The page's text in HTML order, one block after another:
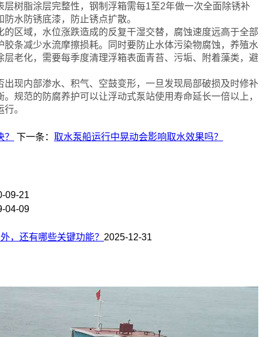
树脂涂层完整性，钢制浮箱需每1至2年做一次全面除锈补
水防锈底漆，防止锈点扩散。
域，水位涨跌造成的反复干湿交替，腐蚀速度远高于全部
条减少水流摩擦损耗。同时要防止水体污染物腐蚀，养殖水
老化，需要每季度清理浮箱表面青苔、污垢、附着藻类，避
内部渗水、积气、空鼓变形，一旦发现局部破损及时修补
规范的防腐养护可以让浮动式泵站使用寿命延长一倍以上，
。
下一条： 取水泵船运行中晃动会影响取水效果吗？
09-21
04-09
，还有哪些关键功能？ 2025-12-31